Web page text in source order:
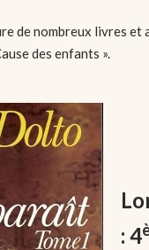
de nombreux livres
des enfants ».
: 4